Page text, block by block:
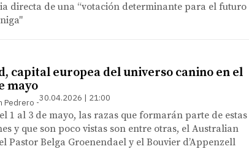
directa de una “votación determinante para el futuro
capital europea del universo canino en el
mayo
Pedrero 30.04.2026 | 21:00
1 al 3 de mayo, las razas que formarán parte de estas
y que son poco vistas son entre otras, el Australian
Pastor Belga Groenendael y el Bouvier d’Appenzell